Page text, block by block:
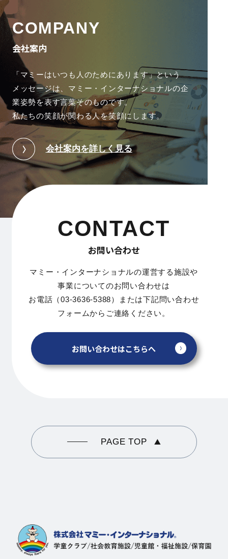
COMPANY
会社案内
「マミーはいつも人のためにあります」という
メッセージは、 マミー・インターナショナルの企
業姿勢を表す言葉そのものです。
私たちの笑顔が関わる人を笑顔にします。
会社案内を詳しく見る
CONTACT
お問い合わせ
マミー・インターナショナルの運営する施設や
事業についてのお問い合わせは
お電話（03-3636-5388）または下記問い合わせ
フォームからご連絡ください。
お問い合わせはこちらへ
PAGE TOP